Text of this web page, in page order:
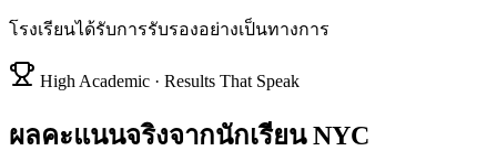
โรงเรียนได้รับการรับรองอย่างเป็นทางการ
High Academic · Results That Speak
ผลคะแนนจริงจากนักเรียน NYC